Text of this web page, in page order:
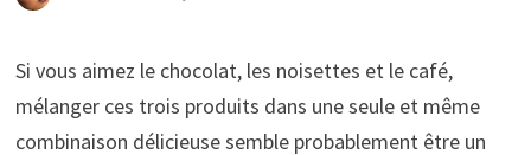
Si vous aimez le chocolat, les noisettes et le café,
mélanger ces trois produits dans une seule et même
combinaison délicieuse semble probablement être un